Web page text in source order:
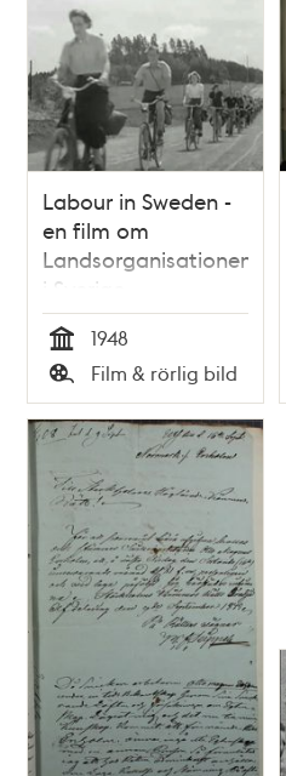
Labour in Sweden -
en film om
Landsorganisationen
i Sverige
Tid
1948
Typ
Film & rörlig bild